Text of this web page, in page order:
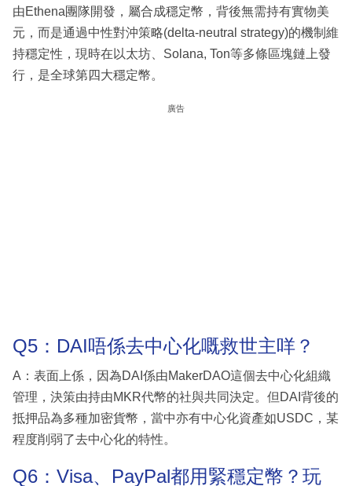
由Ethena團隊開發，屬合成穩定幣，背後無需持有實物美
元，而是通過中性對沖策略(delta-neutral strategy)的機制維
持穩定性，現時在以太坊、Solana, Ton等多條區塊鏈上發
行，是全球第四大穩定幣。
廣告
Q5：DAI唔係去中心化嘅救世主咩？
A：表面上係，因為DAI係由MakerDAO這個去中心化組織
管理，決策由持由MKR代幣的社與共同決定。但DAI背後的
抵押品為多種加密貨幣，當中亦有中心化資產如USDC，某
程度削弱了去中心化的特性。
Q6：Visa、PayPal都用緊穩定幣？玩